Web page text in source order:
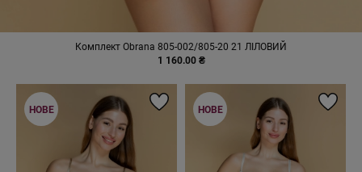
Комплект Obrana 805-002/805-20 21 ЛІЛОВИЙ
1 160.00 ₴
НОВЕ НОВЕ